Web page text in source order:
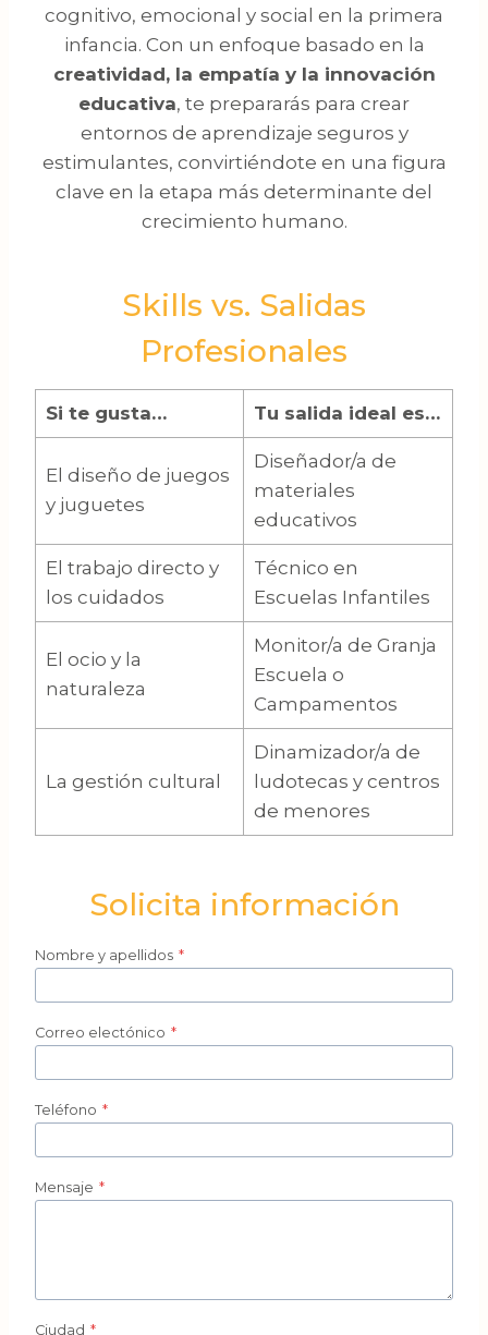
cognitivo, emocional y social en la primera
infancia. Con un enfoque basado en la
creatividad, la empatía y la innovación
educativa, te prepararás para crear
entornos de aprendizaje seguros y
estimulantes, convirtiéndote en una figura
clave en la etapa más determinante del
crecimiento humano.
Skills vs. Salidas
Profesionales
Si te gusta… Tu salida ideal es…
El diseño de juegos
y juguetes
Diseñador/a de
materiales
educativos
El trabajo directo y
los cuidados
Técnico en
Escuelas Infantiles
El ocio y la
naturaleza
Monitor/a de Granja
Escuela o
Campamentos
La gestión cultural
Dinamizador/a de
ludotecas y centros
de menores
Solicita información
Nombre y apellidos *
Correo electónico *
Teléfono *
Mensaje *
Ciudad *